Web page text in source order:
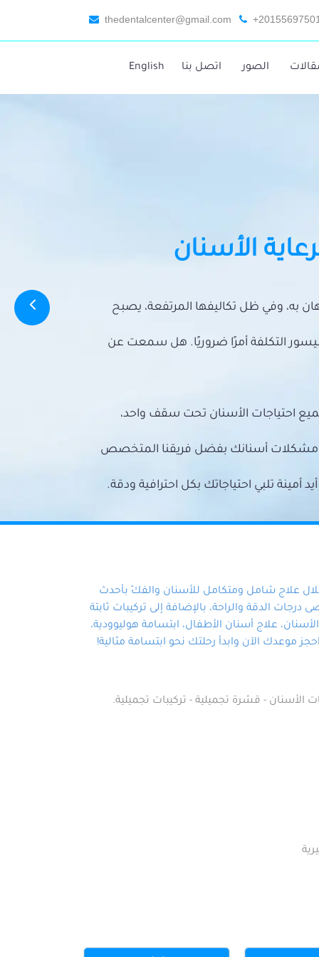
thedentalcenter@gmail.com
الصور اتصل بنا English
الأسنان
به، وفي ظل تكاليفها المرتفعة، يصبح
التكلفة أمرًا ضروريًا. هل سمعت عن
احتياجات الأسنان تحت سقف واحد،
مشكلات أسنانك بفضل فريقنا المتخصص
تلبي احتياجاتك بكل احترافية ودقة.
علاج شامل ومتكامل للأسنان والفكّ بأحدث
الدقة والراحة، بالإضافة إلى تركيبات ثابتة
علاج أسنان الأطفال، ابتسامة هوليوودية،
موعدك الآن وابدأ رحلتك نحو ابتسامة مثالية!
الأسنان - قشرة تجميلية - تركيبات تجميلية.